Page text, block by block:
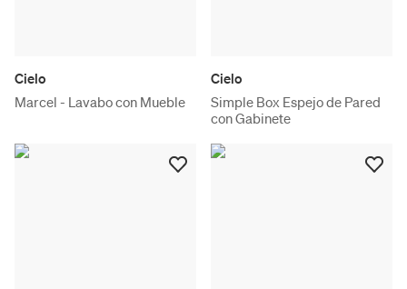
Cielo
Marcel - Lavabo con Mueble
Cielo
Simple Box Espejo de Pared
con Gabinete